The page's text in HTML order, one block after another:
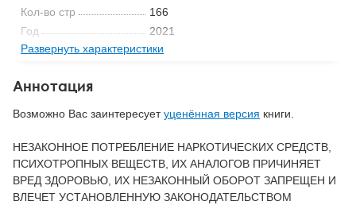
Кол-во стр
166
Год
2021
ISBN
978-5-89353-634-8
Развернуть характеристики
Аннотация
Возможно Вас заинтересуетуценённая версия книги.
НЕЗАКОННОЕ ПОТРЕБЛЕНИЕ НАРКОТИЧЕСКИХ СРЕДСТВ,
ПСИХОТРОПНЫХ ВЕЩЕСТВ, ИХ АНАЛОГОВ ПРИЧИНЯЕТ
ВРЕД ЗДОРОВЬЮ, ИХ НЕЗАКОННЫЙ ОБОРОТ ЗАПРЕЩЕН И
ВЛЕЧЕТ УСТАНОВЛЕННУЮ ЗАКОНОДАТЕЛЬСТВОМ